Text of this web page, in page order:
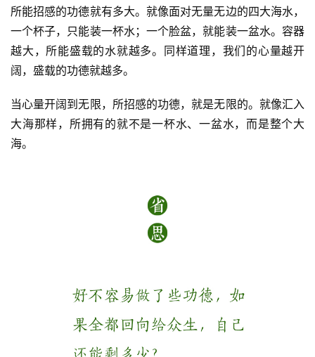
资
讯
八
僧
音
所能招感的功德就有多大。就像面对无量无边的四大海水，
一个杯子，只能装一杯水；一个脸盆，就能装一盆水。容器
越大，所能盛载的水就越多。同样道理，我们的心量越开
阔，盛载的功德就越多。
当心量开阔到无限，所招感的功德，就是无限的。就像汇入
大海那样，所拥有的就不是一杯水、一盆水，而是整个大
海。